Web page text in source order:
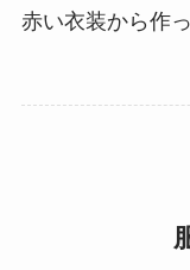
赤い衣装から作